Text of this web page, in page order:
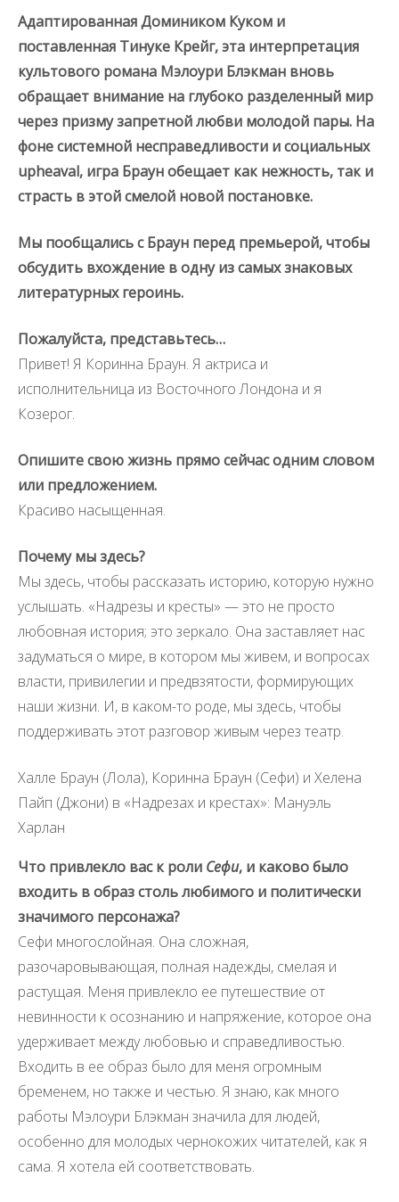
Адаптированная Домиником Куком и
поставленная Тинуке Крейг, эта интерпретация
культового романа Мэлоури Блэкман вновь
обращает внимание на глубоко разделенный мир
через призму запретной любви молодой пары. На
фоне системной несправедливости и социальных
upheaval, игра Браун обещает как нежность, так и
страсть в этой смелой новой постановке.
Мы пообщались с Браун перед премьерой, чтобы
обсудить вхождение в одну из самых знаковых
литературных героинь.
Пожалуйста, представьтесь…
Привет! Я Коринна Браун. Я актриса и
исполнительница из Восточного Лондона и я
Козерог.
Опишите свою жизнь прямо сейчас одним словом
или предложением.
Красиво насыщенная.
Почему мы здесь?
Мы здесь, чтобы рассказать историю, которую нужно
услышать. «Надрезы и кресты» — это не просто
любовная история; это зеркало. Она заставляет нас
задуматься о мире, в котором мы живем, и вопросах
власти, привилегии и предвзятости, формирующих
наши жизни. И, в каком-то роде, мы здесь, чтобы
поддерживать этот разговор живым через театр.
Халле Браун (Лола), Коринна Браун (Сефи) и Хелена
Пайп (Джони) в «Надрезах и крестах»: Мануэль
Харлан
Что привлекло вас к роли Сефи, и каково было
входить в образ столь любимого и политически
значимого персонажа?
Сефи многослойная. Она сложная,
разочаровывающая, полная надежды, смелая и
растущая. Меня привлекло ее путешествие от
невинности к осознанию и напряжение, которое она
удерживает между любовью и справедливостью.
Входить в ее образ было для меня огромным
бременем, но также и честью. Я знаю, как много
работы Мэлоури Блэкман значила для людей,
особенно для молодых чернокожих читателей, как я
сама. Я хотела ей соответствовать.